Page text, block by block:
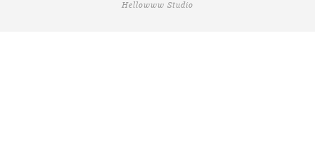
Hellowww Studio